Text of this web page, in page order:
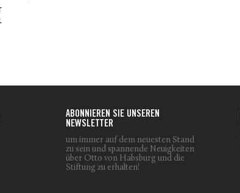
ABONNIEREN SIE UNSEREN
NEWSLETTER
um immer auf dem neuesten Stand
zu sein und spannende Neuigkeiten
über Otto von Habsburg und die
Stiftung zu erhalten!